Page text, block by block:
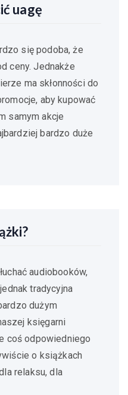
uagę
się podoba, że
ceny. Jednakże
ma skłonności do
aby kupować
samym akcje
bardzo duże
audiobooków,
tradycyjna
dużym
księgarni
coś odpowiedniego
o książkach
relaksu, dla